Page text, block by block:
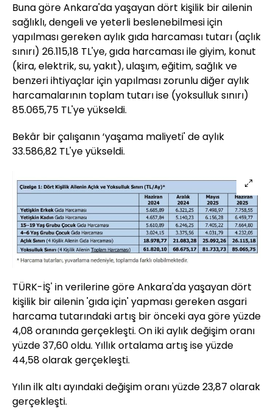
Buna göre Ankara'da yaşayan dört kişilik bir ailenin
sağlıklı, dengeli ve yeterli beslenebilmesi için
yapılması gereken aylık gıda harcaması tutarı (açlık
sınırı) 26.115,18 TL'ye, gıda harcaması ile giyim, konut
(kira, elektrik, su, yakıt), ulaşım, eğitim, sağlık ve
benzeri ihtiyaçlar için yapılması zorunlu diğer aylık
harcamalarının toplam tutarı ise (yoksulluk sınırı)
85.065,75 TL'ye yükseldi.
Bekâr bir çalışanın ‘yaşama maliyeti' de aylık
33.586,82 TL'ye yükseldi.
TÜRK-İŞ' in verilerine göre Ankara'da yaşayan dört
kişilik bir ailenin 'gıda için' yapması gereken asgari
harcama tutarındaki artış bir önceki aya göre yüzde
4,08 oranında gerçekleşti. On iki aylık değişim oranı
yüzde 37,60 oldu. Yıllık ortalama artış ise yüzde
44,58 olarak gerçekleşti.
Yılın ilk altı ayındaki değişim oranı yüzde 23,87 olarak
gerçekleşti.